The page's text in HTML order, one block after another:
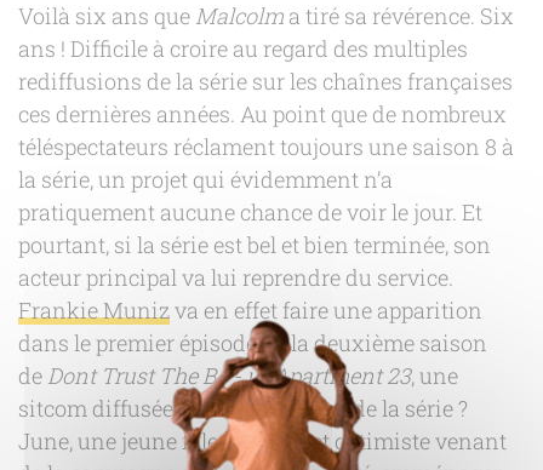
Voilà six ans que Malcolm a tiré sa révérence. Six
ans ! Difficile à croire au regard des multiples
rediffusions de la série sur les chaînes françaises
ces dernières années. Au point que de nombreux
téléspectateurs réclament toujours une saison 8 à
la série, un projet qui évidemment n’a
pratiquement aucune chance de voir le jour. Et
pourtant, si la série est bel et bien terminée, son
acteur principal va lui reprendre du service.
Frankie Munizva en effet faire une apparition
dans le premier épisode de la deuxième saison
de Dont Trust The B—- in Apartment 23, une
sitcom diffusée sur ABC. Le pitch de la série ?
June, une jeune fille honnête et optimiste venant